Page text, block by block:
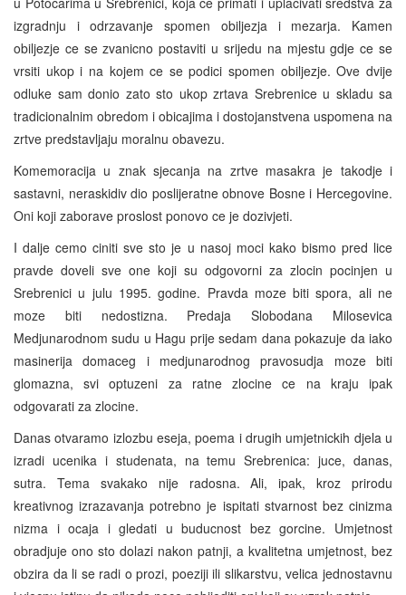
izgradnju i odrzavanje spomen obiljezja i mezarja. Kamen
obiljezje ce se zvanicno postaviti u srijedu na mjestu gdje ce se
vrsiti ukop i na kojem ce se podici spomen obiljezje. Ove dvije
odluke sam donio zato sto ukop zrtava Srebrenice u skladu sa
tradicionalnim obredom i obicajima i dostojanstvena uspomena na
zrtve predstavljaju moralnu obavezu.
Komemoracija u znak sjecanja na zrtve masakra je takodje i
sastavni, neraskidiv dio poslijeratne obnove Bosne i Hercegovine.
Oni koji zaborave proslost ponovo ce je dozivjeti.
I dalje cemo ciniti sve sto je u nasoj moci kako bismo pred lice
pravde doveli sve one koji su odgovorni za zlocin pocinjen u
Srebrenici u julu 1995. godine. Pravda moze biti spora, ali ne
moze biti nedostizna. Predaja Slobodana Milosevica
Medjunarodnom sudu u Hagu prije sedam dana pokazuje da iako
masinerija domaceg i medjunarodnog pravosudja moze biti
glomazna, svi optuzeni za ratne zlocine ce na kraju ipak
odgovarati za zlocine.
Danas otvaramo izlozbu eseja, poema i drugih umjetnickih djela u
izradi ucenika i studenata, na temu Srebrenica: juce, danas,
sutra. Tema svakako nije radosna. Ali, ipak, kroz prirodu
kreativnog izrazavanja potrebno je ispitati stvarnost bez cinizma
nizma i ocaja i gledati u buducnost bez gorcine. Umjetnost
obradjuje ono sto dolazi nakon patnji, a kvalitetna umjetnost, bez
obzira da li se radi o prozi, poeziji ili slikarstvu, velica jednostavnu